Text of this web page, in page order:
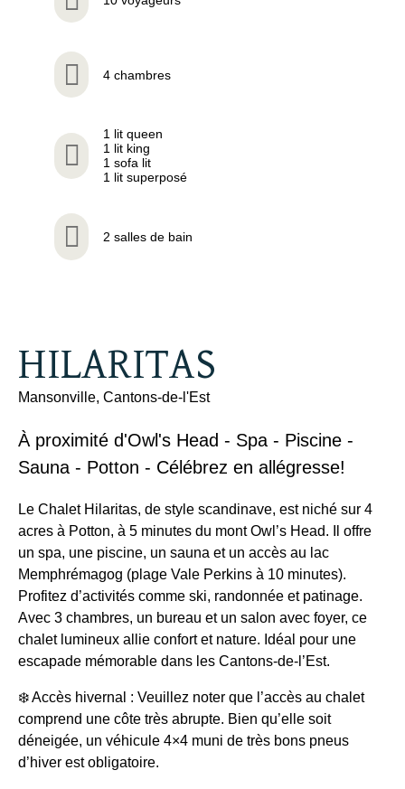
4 chambres
1 lit queen
1 lit king
1 sofa lit
1 lit superposé
2 salles de bain
HILARITAS
Mansonville, Cantons-de-l'Est
À proximité d'Owl's Head - Spa - Piscine -
Sauna - Potton - Célébrez en allégresse!
Le Chalet Hilaritas, de style scandinave, est niché sur 4
acres à Potton, à 5 minutes du mont Owl’s Head. Il offre
un spa, une piscine, un sauna et un accès au lac
Memphrémagog (plage Vale Perkins à 10 minutes).
Profitez d’activités comme ski, randonnée et patinage.
Avec 3 chambres, un bureau et un salon avec foyer, ce
chalet lumineux allie confort et nature. Idéal pour une
escapade mémorable dans les Cantons-de-l’Est.
❄️ Accès hivernal : Veuillez noter que l’accès au chalet
comprend une côte très abrupte. Bien qu’elle soit
déneigée, un véhicule 4×4 muni de très bons pneus
d’hiver est obligatoire.